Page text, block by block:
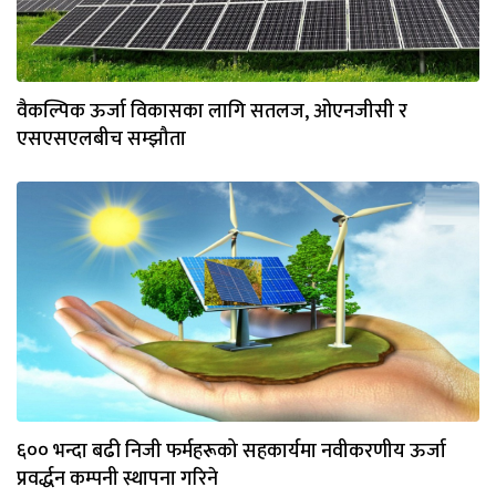
वैकल्पिक ऊर्जा विकासका लागि सतलज, ओएनजीसी र
एसएसएलबीच सम्झौता
६०० भन्दा बढी निजी फर्महरूको सहकार्यमा नवीकरणीय ऊर्जा
प्रवर्द्धन कम्पनी स्थापना गरिने